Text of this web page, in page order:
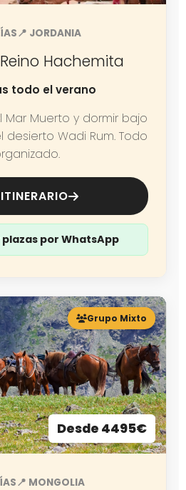
📍 JORDANIA
Hachemita
todo el verano
Mar Muerto y dormir bajo
desierto Wadi Rum. Todo
por WhatsApp
Grupo Mixto
Desde 4495€
📍 MONGOLIA